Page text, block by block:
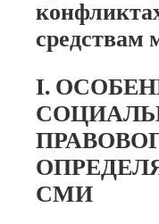
средствам
I.
СМИ